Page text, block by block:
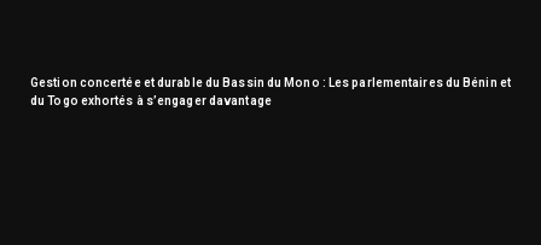
Gestion concertée et durable du Bassin du Mono : Les parlementaires du Bénin et
du Togo exhortés à s’engager davantage